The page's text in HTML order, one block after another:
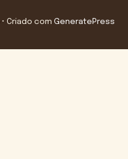
• Criado com GeneratePress